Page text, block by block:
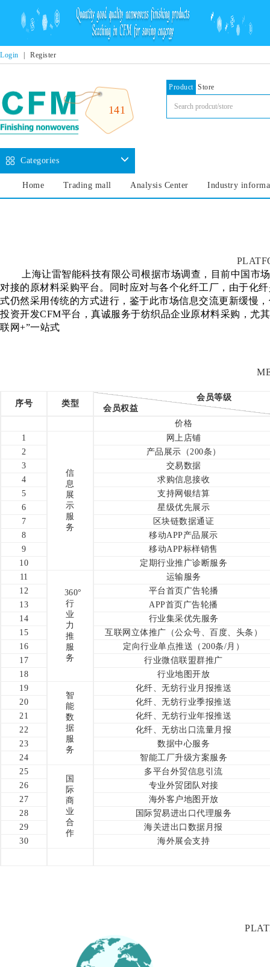
Login Register
141
Product Store
Categories
Home Trading mall Analysis Center Industry
上海让雷智能科技有限公司根据市场调查，目前中国市场
对接的原材料采购平台。同时应对与各个化纤工厂，由于化
式仍然采用传统的方式进行，鉴于此市场信息交流更新缓慢
投资开发CFM平台，真诚服务于纺织品企业原材料采购，尤
联网+”一站式
序号 类型
会员等级
会员权益
价格
1
信
息
展
示
服
务
网上店铺
2
产品展示（200条）
3
交易数据
4
求购信息接收
5
支持网银结算
6
星级优先展示
7
区块链数据通证
8
移动APP产品展示
9
移动APP标样销售
10
定期行业推广诊断服务
11
360°
行
业
力
推
服
务
运输服务
12
平台首页广告轮播
13
APP首页广告轮播
14
行业集采优先服务
15
互联网立体推广（公众号、百度、头条）
16
定向行业单点推送（200条/月）
17
行业微信联盟群推广
18
行业地图开放
19
智
能
数
据
服
务
化纤、无纺行业月报推送
20
化纤、无纺行业季报推送
21
化纤、无纺行业年报推送
22
化纤、无纺出口流量月报
23
数据中心服务
24
智能工厂升级方案服务
25
国
际
商
业
合
作
多平台外贸信息引流
26
专业外贸团队对接
27
海外客户地图开放
28
国际贸易进出口代理服务
29
海关进出口数据月报
30
海外展会支持